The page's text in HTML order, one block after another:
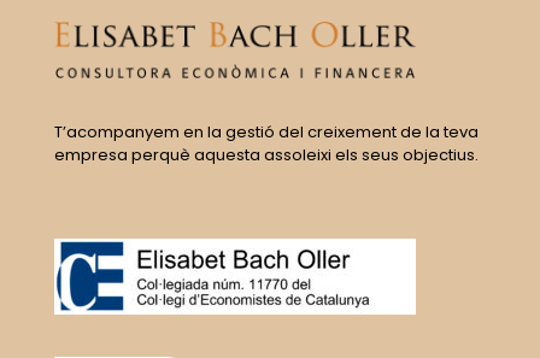
T’acompanyem en la gestió del creixement de la teva
empresa perquè aquesta assoleixi els seus objectius.